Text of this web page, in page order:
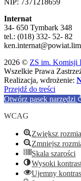
NIP: 7371218659
Internat
34- 650 Tymbark 348
tel.: (018) 332- 52- 82
2026 © ZS im. Komisji
Wszelkie Prawa
Realizacja, wdrożenie:
Przejdź do treści
Otwórz pasek narzędzi
WCAG
Zwiększ
Zmniejsz
Skala szarości
Wysoki
Ujemny